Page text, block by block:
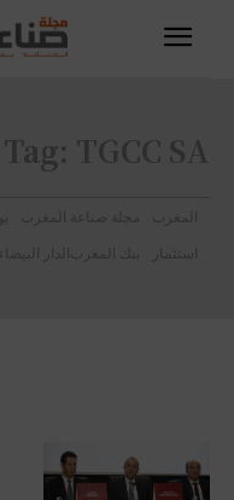
Tag: TGCC SA
المغرب مجلة صناعة المغرب
استثمار
بنك المغرب الدار البيضاء